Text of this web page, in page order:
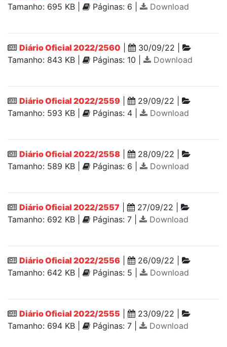
Tamanho: 695 KB |
Páginas: 6 | Download
Diário Oficial 2022/2560
30/09/22 |
Tamanho: 843 KB |
Páginas: 10 | Download
Diário Oficial 2022/2559
29/09/22 |
Tamanho: 593 KB |
Páginas: 4 | Download
Diário Oficial 2022/2558
28/09/22 |
Tamanho: 589 KB |
Páginas: 6 | Download
Diário Oficial 2022/2557
27/09/22 |
Tamanho: 692 KB |
Páginas: 7 | Download
Diário Oficial 2022/2556
26/09/22 |
Tamanho: 642 KB |
Páginas: 5 | Download
Diário Oficial 2022/2555
23/09/22 |
Tamanho: 694 KB |
Páginas: 7 | Download